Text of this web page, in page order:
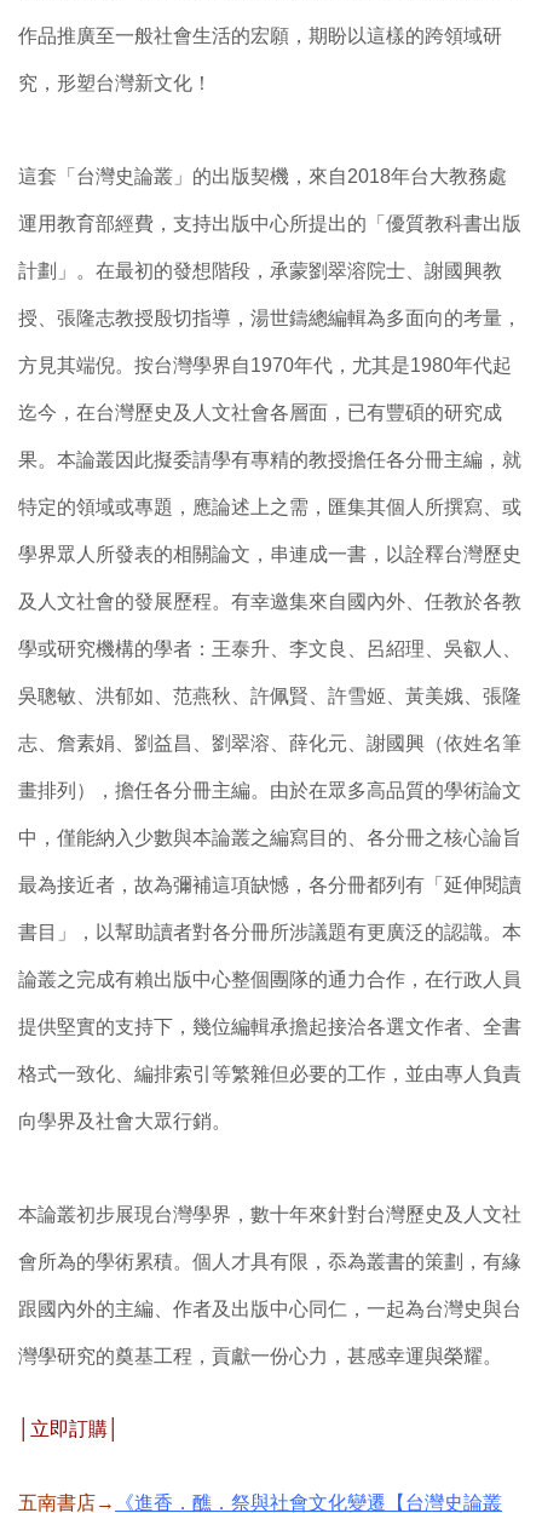
作品推廣至一般社會生活的宏願，期盼以這樣的跨領域研
究，形塑台灣新文化！
這套「台灣史論叢」的出版契機，來自2018年台大教務處
運用教育部經費，支持出版中心所提出的「優質教科書出版
計劃」。在最初的發想階段，承蒙劉翠溶院士、謝國興教
授、張隆志教授殷切指導，湯世鑄總編輯為多面向的考量，
方見其端倪。按台灣學界自1970年代，尤其是1980年代起
迄今，在台灣歷史及人文社會各層面，已有豐碩的研究成
果。本論叢因此擬委請學有專精的教授擔任各分冊主編，就
特定的領域或專題，應論述上之需，匯集其個人所撰寫、或
學界眾人所發表的相關論文，串連成一書，以詮釋台灣歷史
及人文社會的發展歷程。有幸邀集來自國內外、任教於各教
學或研究機構的學者：王泰升、李文良、呂紹理、吳叡人、
吳聰敏、洪郁如、范燕秋、許佩賢、許雪姬、黃美娥、張隆
志、詹素娟、劉益昌、劉翠溶、薛化元、謝國興（依姓名筆
畫排列），擔任各分冊主編。由於在眾多高品質的學術論文
中，僅能納入少數與本論叢之編寫目的、各分冊之核心論旨
最為接近者，故為彌補這項缺憾，各分冊都列有「延伸閱讀
書目」，以幫助讀者對各分冊所涉議題有更廣泛的認識。本
論叢之完成有賴出版中心整個團隊的通力合作，在行政人員
提供堅實的支持下，幾位編輯承擔起接洽各選文作者、全書
格式一致化、編排索引等繁雜但必要的工作，並由專人負責
向學界及社會大眾行銷。
本論叢初步展現台灣學界，數十年來針對台灣歷史及人文社
會所為的學術累積。個人才具有限，忝為叢書的策劃，有緣
跟國內外的主編、作者及出版中心同仁，一起為台灣史與台
灣學研究的奠基工程，貢獻一份心力，甚感幸運與榮耀。
│立即訂購│
五南書店→ 《進香．醮．祭與社會文化變遷【台灣史論叢